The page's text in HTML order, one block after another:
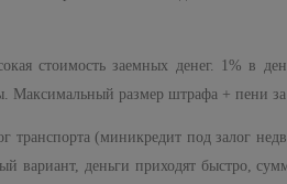
стоимость заемных денег. 1% в
размер штрафа + пени
(миникредит под залог
вариант, деньги приходят быстро,